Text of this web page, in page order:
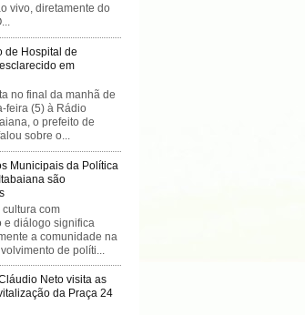
vivo, diretamente do
de Hospital de
em
no final da manhã de
feira (5) à Rádio
o prefeito de
sobre o...
Municipais da Política
são
cultura com
e diálogo significa
a comunidade na
de políti...
Neto visita as
da Praça 24